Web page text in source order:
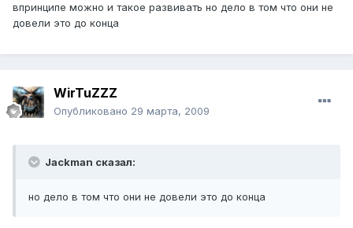
впринципе можно и такое развивать но дело в том что они не
довели это до конца
WirTuZZZ
Опубликовано 29 марта, 2009
Jackman сказал:
но дело в том что они не довели это до конца